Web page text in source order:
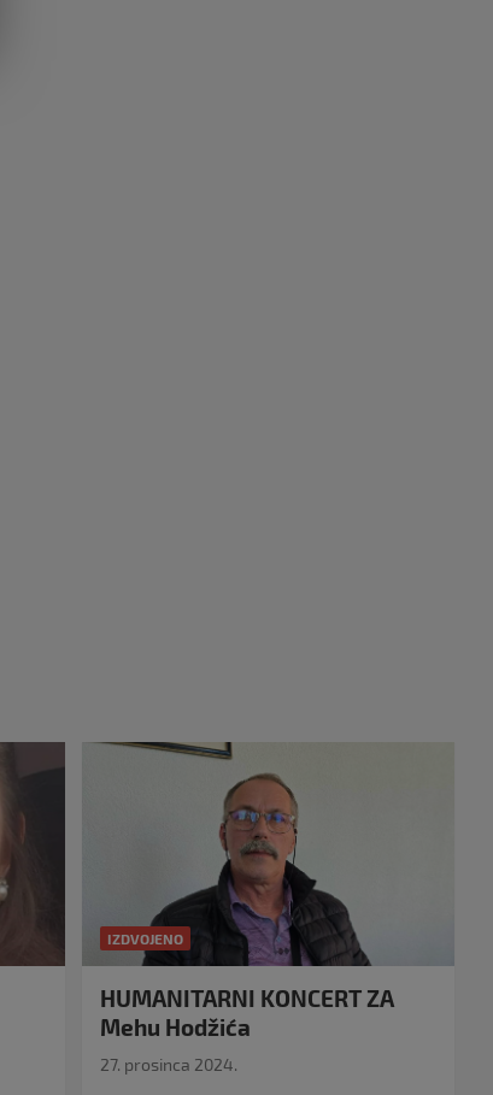
IZDVOJENO
HUMANITARNI KONCERT ZA
Mehu Hodžića
27. prosinca 2024.